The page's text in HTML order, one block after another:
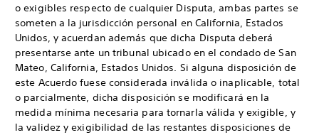
o exigibles respecto de cualquier Disputa, ambas partes se
someten a la jurisdicción personal en California, Estados
Unidos, y acuerdan además que dicha Disputa deberá
presentarse ante un tribunal ubicado en el condado de San
Mateo, California, Estados Unidos. Si alguna disposición de
este Acuerdo fuese considerada inválida o inaplicable, total
o parcialmente, dicha disposición se modificará en la
medida mínima necesaria para tornarla válida y exigible, y
la validez y exigibilidad de las restantes disposiciones de